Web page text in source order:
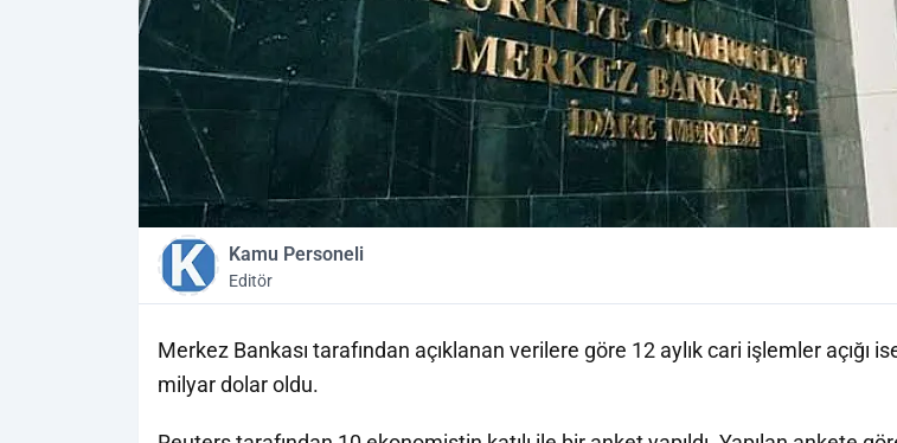
Kamu Personeli
Editör
Merkez Bankası tarafından açıklanan verilere göre 12 aylık cari işlemler açığı
milyar dolar oldu.